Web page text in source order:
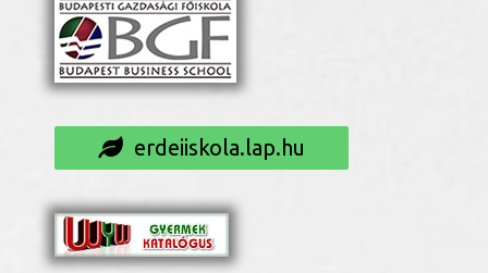
erdeiiskola.lap.hu